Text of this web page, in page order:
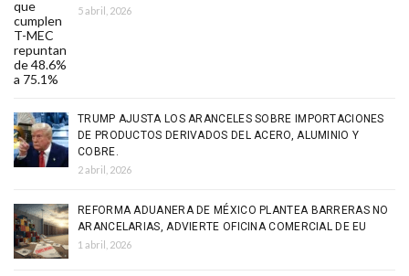
5 abril, 2026
TRUMP AJUSTA LOS ARANCELES SOBRE IMPORTACIONES
DE PRODUCTOS DERIVADOS DEL ACERO, ALUMINIO Y
COBRE.
2 abril, 2026
REFORMA ADUANERA DE MÉXICO PLANTEA BARRERAS NO
ARANCELARIAS, ADVIERTE OFICINA COMERCIAL DE EU
1 abril, 2026